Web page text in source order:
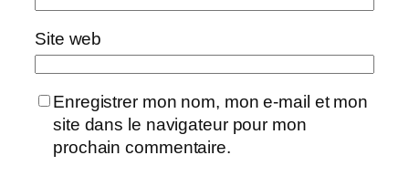
Site web
Enregistrer mon nom, mon e-mail et mon
site dans le navigateur pour mon
prochain commentaire.